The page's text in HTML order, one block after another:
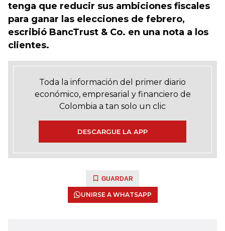
tenga que reducir sus ambiciones fiscales
para ganar las elecciones de febrero,
escribió BancTrust & Co. en una nota a los
clientes.
Toda la información del primer diario
económico, empresarial y financiero de
Colombia a tan solo un clic
DESCARGUE LA APP
GUARDAR
UNIRSE A WHATSAPP